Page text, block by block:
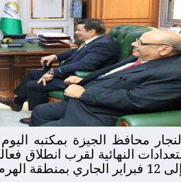
محافظ الجيزة بمكتبه
النهائية لقرب انطلاق